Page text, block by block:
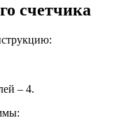
счетчика
– 4.